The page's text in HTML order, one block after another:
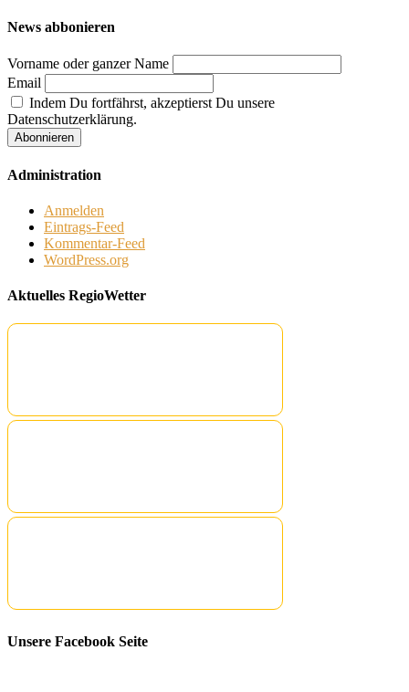
News abbonieren
Vorname oder ganzer Name
Email
Indem Du fortfährst, akzeptierst Du unsere
Datenschutzerklärung.
Administration
Anmelden
Eintrags-Feed
Kommentar-Feed
WordPress.org
Aktuelles RegioWetter
Unsere Facebook Seite